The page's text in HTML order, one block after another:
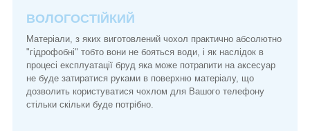
ВОЛОГОСТІЙКИЙ
Матеріали, з яких виготовлений чохол практично абсолютно
"гідрофобні" тобто вони не бояться води, і як наслідок в
процесі експлуатації бруд яка може потрапити на аксесуар
не буде затиратися руками в поверхню матеріалу, що
дозволить користуватися чохлом для Вашого телефону
стільки скільки буде потрібно.